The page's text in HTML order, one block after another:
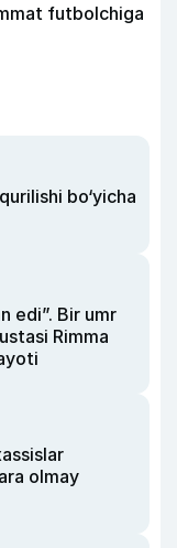
futbolchiga
bo‘yicha
edi”. Bir umr
Rimma
olmay